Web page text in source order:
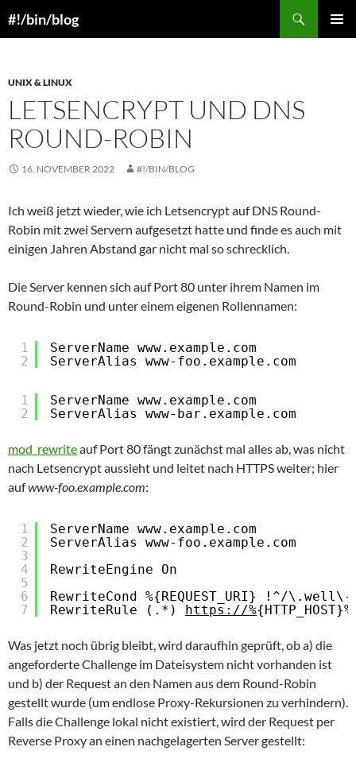
to#!/bin/blog
UNIX & LINUX
LETSENCRYPT UND DNS
ROUND-ROBIN
16. NOVEMBER 2022 #!/BIN/BLOG
Ich weiß jetzt wieder, wie ich Letsencrypt auf DNS Round-
Robin mit zwei Servern aufgesetzt hatte und finde es auch mit
einigen Jahren Abstand gar nicht mal so schrecklich.
Die Server kennen sich auf Port 80 unter ihrem Namen im
Round-Robin und unter einem eigenen Rollennamen:
1
2
ServerName www.example.com
ServerAlias www-foo.example.com
1
2
ServerName www.example.com
ServerAlias www-bar.example.com
mod_rewriteauf Port 80 fängt zunächst mal alles ab, was nicht
nach Letsencrypt aussieht und leitet nach HTTPS weiter; hier
aufwww-foo.example.com:
1
2
3
4
5
6
7
ServerName www.example.com
ServerAlias www-foo.example.com
RewriteEngine On
RewriteCond %{REQUEST_URI} !^/
RewriteRule (.*) https://%
Was jetzt noch übrig bleibt, wird daraufhin geprüft, ob a) die
angeforderte Challenge im Dateisystem nicht vorhanden ist
und b) der Request an den Namen aus dem Round-Robin
gestellt wurde (um endlose Proxy-Rekursionen zu verhindern).
Falls die Challenge lokal nicht existiert, wird der Request per
Reverse Proxy an einen nachgelagerten Server gestellt: